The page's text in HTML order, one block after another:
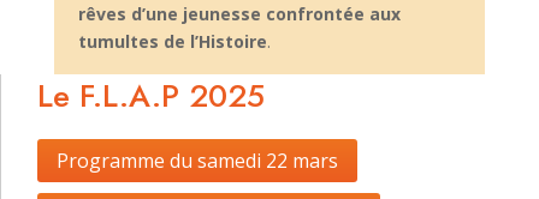
rêves d’une jeunesse confrontée aux
tumultes de l’Histoire.
Le F.L.A.P 2025
Programme du samedi 22 mars